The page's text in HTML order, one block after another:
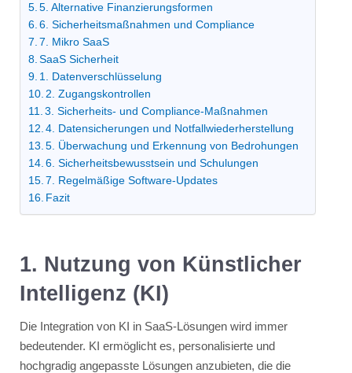
5. Alternative Finanzierungsformen
6. Sicherheitsmaßnahmen und Compliance
7. Mikro SaaS
SaaS Sicherheit
1. Datenverschlüsselung
2. Zugangskontrollen
3. Sicherheits- und Compliance-Maßnahmen
4. Datensicherungen und Notfallwiederherstellung
5. Überwachung und Erkennung von Bedrohungen
6. Sicherheitsbewusstsein und Schulungen
7. Regelmäßige Software-Updates
Fazit
1. Nutzung von Künstlicher
Intelligenz (KI)
Die Integration von KI in SaaS-Lösungen wird immer
bedeutender. KI ermöglicht es, personalisierte und
hochgradig angepasste Lösungen anzubieten, die die